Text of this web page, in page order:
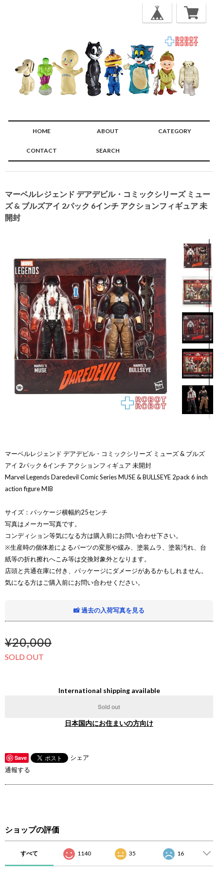
HOME ABOUT CATEGORY
CONTACT SEARCH
マーベルレジェンド デアデビル・コミックシリーズ ミュー
ズ & ブルズアイ 2パック 6インチ アクションフィギュア 未
開封
マーベルレジェンド デアデビル・コミックシリーズ ミューズ & ブルズ
アイ 2パック 6インチ アクションフィギュア 未開封
Marvel Legends Daredevil Comic Series MUSE & BULLSEYE 2pack 6 inch
action figure MIB
サイズ：パッケージ横幅約25センチ
写真はメーカー写真です。
コンディション等気になる方は購入前にお問い合わせ下さい。
※生産時の個体差によるパーツの変形や緩み、塗装ムラ、塗装汚れ、台
紙等の折れ擦れへこみ等は交換対象外となります。
店頭と共通在庫に付き、パッケージにダメージがあるかもしれません。
気になる方はご購入前にお問い合わせください。
📸 過去の入荷写真を見る
¥20,000
SOLD OUT
International shipping available
Sold out
日本国内にお住まいの方向け
Save
シェア
通報する
ショップの評価
すべて 1140 35 16